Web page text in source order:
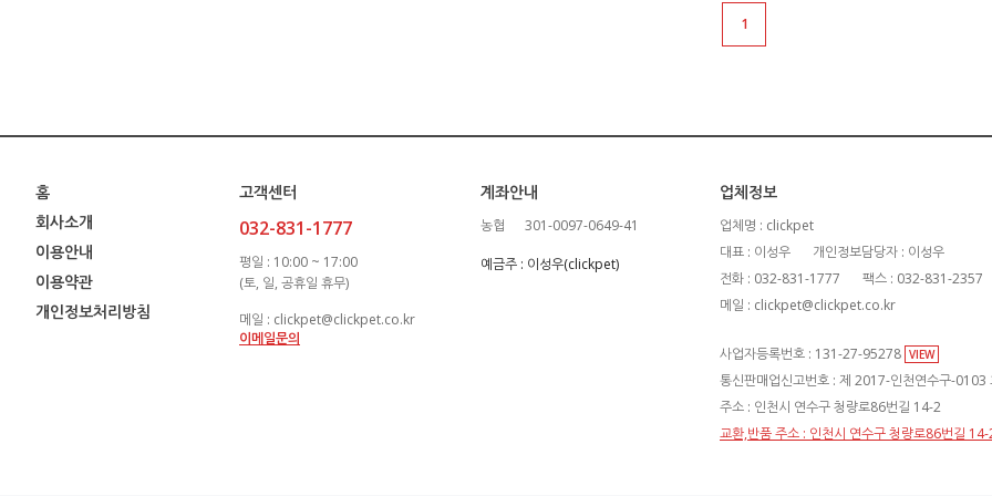
1
홈
회사소개
이용안내
이용약관
개인정보처리방침
고객센터
032-831-1777
평일 : 10:00 ~ 17:00
(토, 일, 공휴일 휴무)
메일 : clickpet@clickpet.co.kr
이메일문의
계좌안내
농협 301-0097-0649-41
예금주 : 이성우(clickpet)
업체정보
업체명 : clickpet
대표 : 이성우
개인정보담당자 : 이성우
전화 : 032-831-1777
팩스 : 032-831-2357
메일 : clickpet@clickpet.co.kr
사업자등록번호 : 131-27-95278 VIEW
통신판매업신고번호 : 제 2017-인천연수구-0103
주소 : 인천시 연수구 청량로86번길 14-2
교환,반품 주소 : 인천시 연수구 청량로86번길